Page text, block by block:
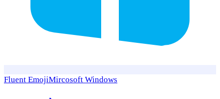
Fluent EmojiMircosoft Windows